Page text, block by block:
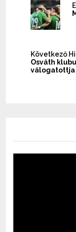
Következő
Osváth